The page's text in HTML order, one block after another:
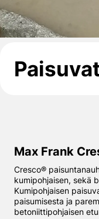
Max Frank
Cresco®
kumipohjaisen, sekä
Kumipohjaisen
paisumisesta ja
betoniittipohjaisen